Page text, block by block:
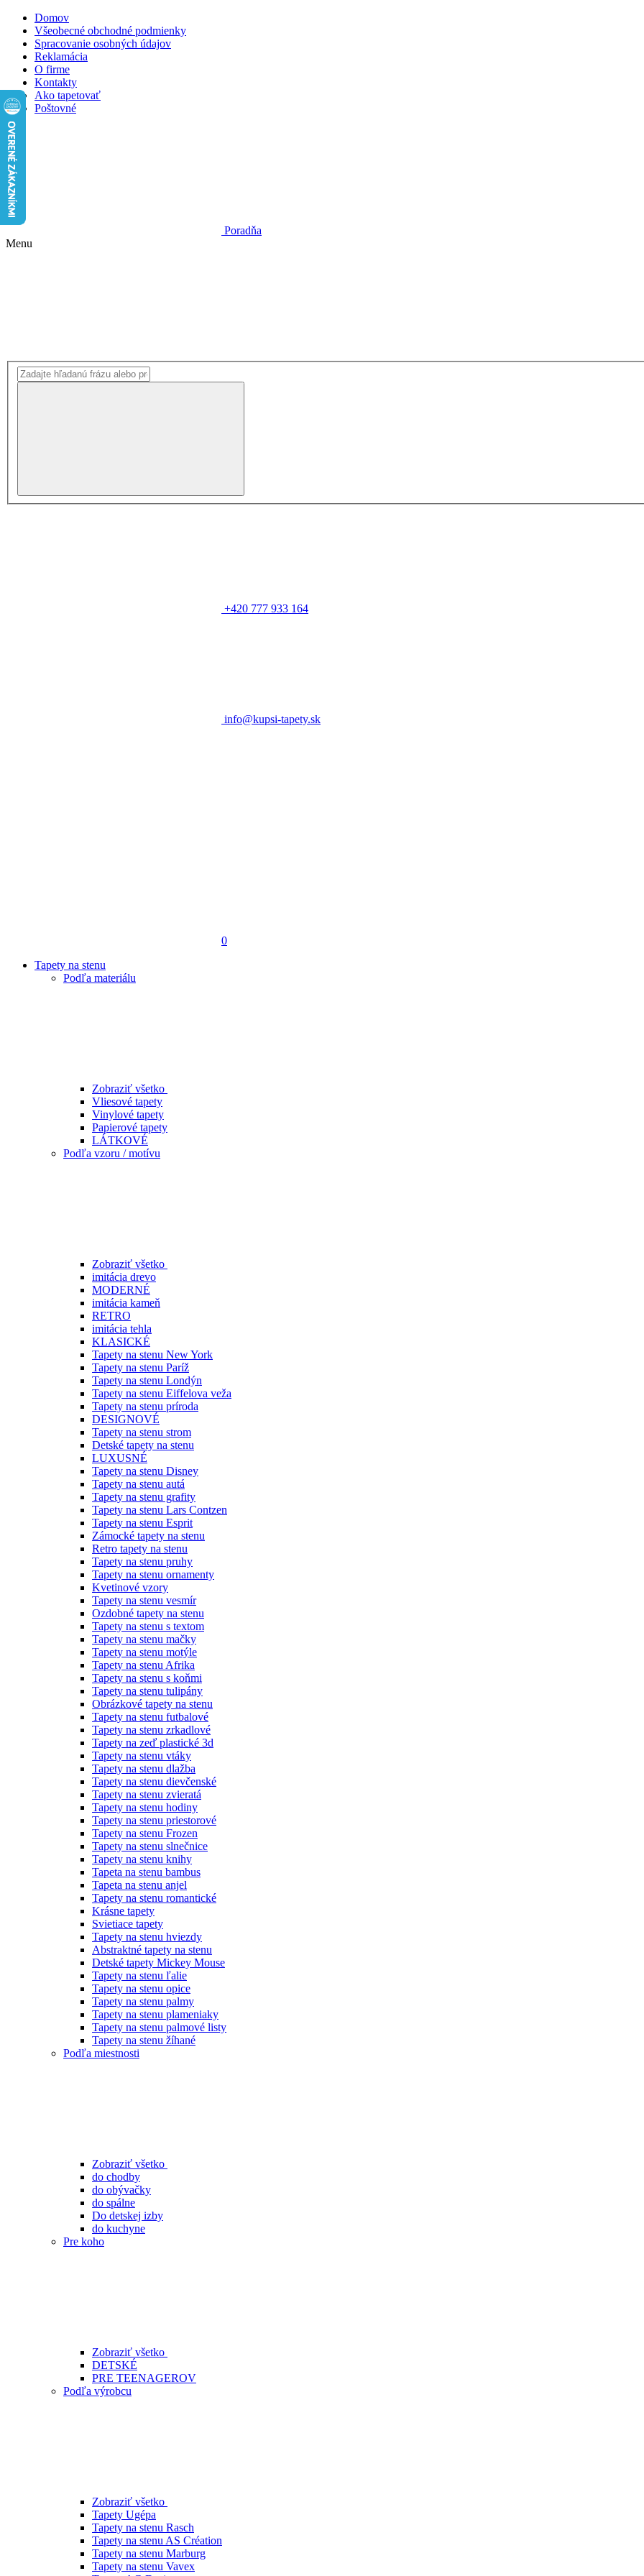
Domov
Všeobecné obchodné podmienky
Spracovanie osobných údajov
Reklamácia
O firme
Kontakty
Ako tapetovať
Poštovné
Poradňa
Menu
+420 777 933 164
info@kupsi-tapety.sk
0
Tapety na stenu
Podľa materiálu
Zobraziť všetko
Vliesové tapety
Vinylové tapety
Papierové tapety
LÁTKOVÉ
Podľa vzoru / motívu
Zobraziť všetko
imitácia drevo
MODERNÉ
imitácia kameň
RETRO
imitácia tehla
KLASICKÉ
Tapety na stenu New York
Tapety na stenu Paríž
Tapety na stenu Londýn
Tapety na stenu Eiffelova veža
Tapety na stenu príroda
DESIGNOVÉ
Tapety na stenu strom
Detské tapety na stenu
LUXUSNÉ
Tapety na stenu Disney
Tapety na stenu autá
Tapety na stenu grafity
Tapety na stenu Lars Contzen
Tapety na stenu Esprit
Zámocké tapety na stenu
Retro tapety na stenu
Tapety na stenu pruhy
Tapety na stenu ornamenty
Kvetinové vzory
Tapety na stenu vesmír
Ozdobné tapety na stenu
Tapety na stenu s textom
Tapety na stenu mačky
Tapety na stenu motýle
Tapety na stenu Afrika
Tapety na stenu s koňmi
Tapety na stenu tulipány
Obrázkové tapety na stenu
Tapety na stenu futbalové
Tapety na stenu zrkadlové
Tapety na zeď plastické 3d
Tapety na stenu vtáky
Tapety na stenu dlažba
Tapety na stenu dievčenské
Tapety na stenu zvieratá
Tapety na stenu hodiny
Tapety na stenu priestorové
Tapety na stenu Frozen
Tapety na stenu slnečnice
Tapety na stenu knihy
Tapeta na stenu bambus
Tapeta na stenu anjel
Tapety na stenu romantické
Krásne tapety
Svietiace tapety
Tapety na stenu hviezdy
Abstraktné tapety na stenu
Detské tapety Mickey Mouse
Tapety na stenu ľalie
Tapety na stenu opice
Tapety na stenu palmy
Tapety na stenu plameniaky
Tapety na stenu palmové listy
Tapety na stenu žíhané
Podľa miestnosti
Zobraziť všetko
do chodby
do obývačky
do spálne
Do detskej izby
do kuchyne
Pre koho
Zobraziť všetko
DETSKÉ
PRE TEENAGEROV
Podľa výrobcu
Zobraziť všetko
Tapety Ugépa
Tapety na stenu Rasch
Tapety na stenu AS Création
Tapety na stenu Marburg
Tapety na stenu Vavex